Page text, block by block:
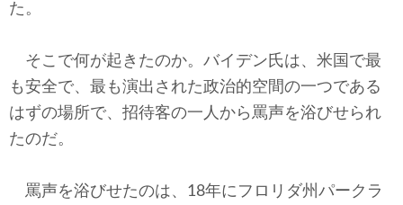
た。
そこで何が起きたのか。バイデン氏は、米国で最
も安全で、最も演出された政治的空間の一つである
はずの場所で、招待客の一人から罵声を浴びせられ
たのだ。
罵声を浴びせたのは、18年にフロリダ州パークラ